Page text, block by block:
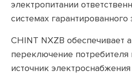
электропитании
системах
CHINT NXZB обеспечивает
переключение
источник